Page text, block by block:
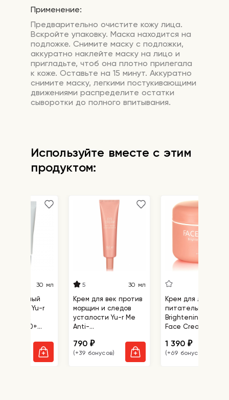
Применение:
Предварительно очистите кожу лица.
Вскройте упаковку. Маска находится на
подложке. Снимите маску с подложки,
аккуратно наклейте маску на лицо и
пригладьте, чтоб она плотно прилегала
к коже. Оставьте на 15 минут. Аккуратно
снимите маску, легкими постукивающими
движениями распределите остатки
сыворотки до полного впитывания.
Используйте вместе с этим
продуктом:
30 мл
лица Yu-r
SPF 50+
5 30 мл
Крем для век против
морщин и следов
усталости Yu-r Me
Anti-
Eye Cream
790 ₽
(+39 бонусов)
Крем для лица
питательный Yu-r
Face Cream
1 390 ₽
(+69 бонусов)